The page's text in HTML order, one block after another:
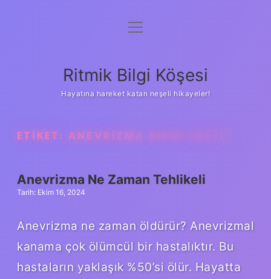
Anasayfa
Yasal Uyarı
menüyü
Ritmik Bilgi Köşesi
Hayatına hareket katan neşeli hikayeler!
ETIKET: ANEVRIZMA SINIRI NEDIR
Anevrizma Ne Zaman Tehlikeli
Tarih: Ekim 16, 2024
Anevrizma ne zaman öldürür? Anevrizmal
kanama çok ölümcül bir hastalıktır. Bu
hastaların yaklaşık %50’si ölür. Hayatta